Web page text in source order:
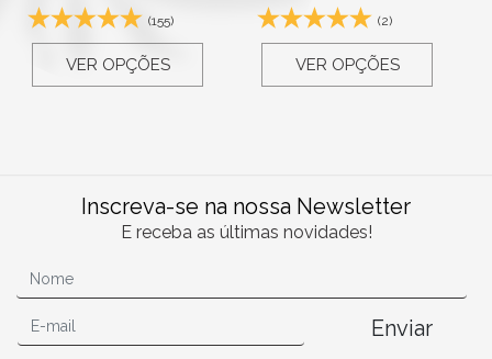
(155)
VER OPÇÕES
(2)
VER OPÇÕES
Inscreva-se na nossa Newsletter
E receba as últimas novidades!
Enviar